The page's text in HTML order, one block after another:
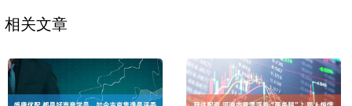
相关文章